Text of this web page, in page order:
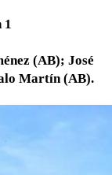
1
(AB); José
Martín (AB).